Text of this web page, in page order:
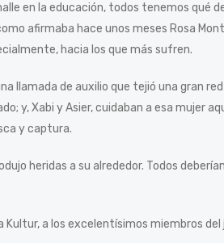
en la educación, todos tenemos qué
afirmaba hace unos meses Rosa
hacia los que más sufren.
llamada de auxilio que tejió una gran
y, Xabi y Asier, cuidaban a esa mujer
y captura.
heridas a su alrededor. Todos
Kultur, a los excelentísimos miembros